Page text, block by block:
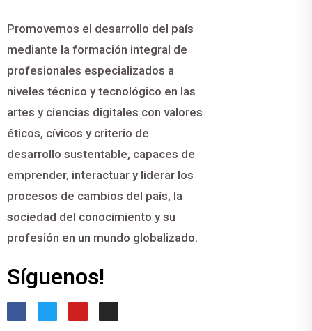
Promovemos el desarrollo del país
mediante la formación integral de
profesionales especializados a
niveles técnico y tecnológico en las
artes y ciencias digitales con valores
éticos, cívicos y criterio de
desarrollo sustentable, capaces de
emprender, interactuar y liderar los
procesos de cambios del país, la
sociedad del conocimiento y su
profesión en un mundo globalizado.
Síguenos!